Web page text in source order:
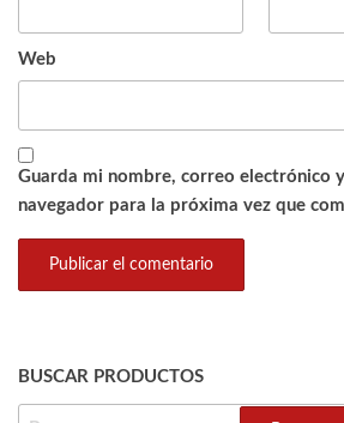
Web
Guarda mi nombre, correo electrónico
navegador para la próxima vez que
BUSCAR PRODUCTOS
BUSCAR: